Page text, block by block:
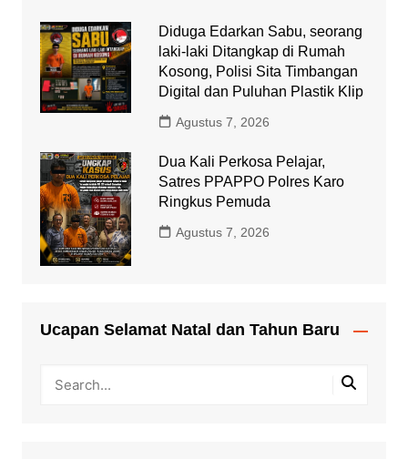
Diduga Edarkan Sabu, seorang
laki-laki Ditangkap di Rumah
Kosong, Polisi Sita Timbangan
Digital dan Puluhan Plastik Klip
Agustus 7, 2026
Dua Kali Perkosa Pelajar,
Satres PPAPPO Polres Karo
Ringkus Pemuda
Agustus 7, 2026
Ucapan Selamat Natal dan Tahun Baru